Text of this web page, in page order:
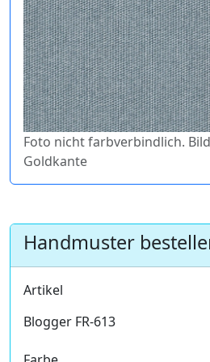
Foto nicht farbverbindlich.
Goldkante
Handmuster
Artikel
Blogger FR-613